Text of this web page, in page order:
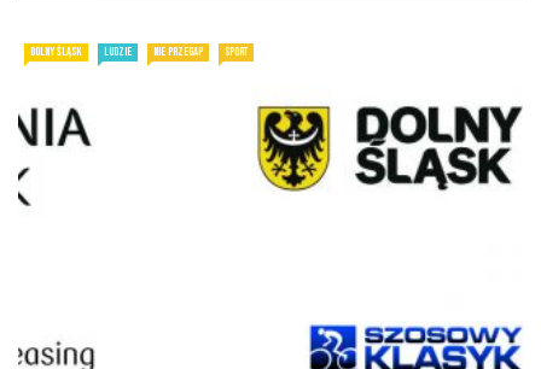
DOLNY ŚLĄSK LUDZIE NIE PRZEGAP SPORT